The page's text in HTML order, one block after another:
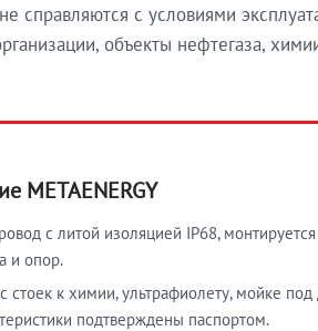
справляются с условиями
объекты нефтегаза,
METAENERGY
с литой изоляцией IP68,
и опор.
стоек к химии, ультрафиолету, мойке
подтверждены паспортом.